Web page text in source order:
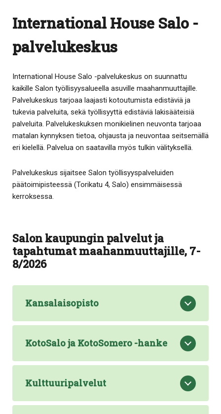
International House Salo -
palvelukeskus
International House Salo -palvelukeskus on suunnattu
kaikille Salon työllisyysalueella asuville maahanmuuttajille.
Palvelukeskus tarjoaa laajasti kotoutumista edistäviä ja
tukevia palveluita, sekä työllisyyttä edistäviä lakisääteisiä
palveluita. Palvelukeskuksen monikielinen neuvonta tarjoaa
matalan kynnyksen tietoa, ohjausta ja neuvontaa seitsemällä
eri kielellä. Palvelua on saatavilla myös tulkin välityksellä.
Palvelukeskus sijaitsee Salon työllisyyspalveluiden
päätoimipisteessä (Torikatu 4, Salo) ensimmäisessä
kerroksessa.
Salon kaupungin palvelut ja
tapahtumat maahanmuuttajille, 7-
8/2026
Kansalaisopisto
KotoSalo ja KotoSomero -hanke
Kulttuuripalvelut